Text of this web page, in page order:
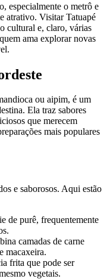
especialmente o metrô e
atrativo. Visitar Tatuapé
cultural e, claro, várias
ama explorar novas
ou aipim, é um
Ela traz sabores
que merecem
mais populares
e saborosos. Aqui estão
de purê, frequentemente
camadas de carne
macaxeira.
frita que pode ser
vegetais.